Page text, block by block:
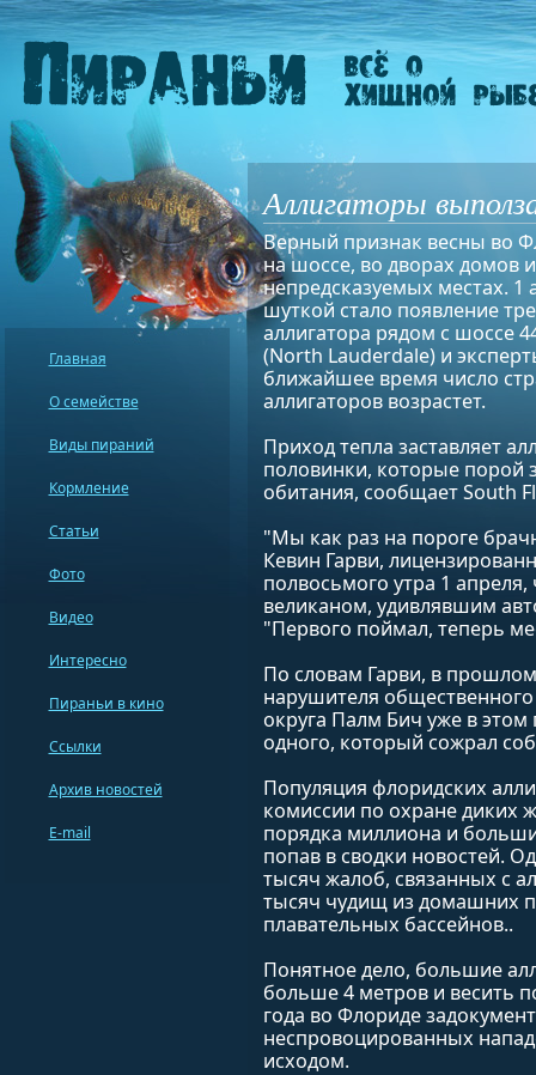
Аллигаторы
Верный признак весны во
на шоссе, во дворах домов
непредсказуемых местах. 1
шуткой стало появление
аллигатора рядом с шоссе
(North Lauderdale) и
ближайшее время число
аллигаторов возрастет.
Приход тепла заставляет
половинки, которые порой
обитания, сообщает South
"Мы как раз на пороге
Кевин Гарви,
полвосьмого утра 1
великаном, удивлявшим
"Первого поймал, теперь
По словам Гарви, в
нарушителя
округа Палм Бич уже в
одного, который сожрал
Популяция флоридских
комиссии по охране диких
порядка миллиона и
попав в сводки новостей.
тысяч жалоб, связанных с
тысяч чудищ из домашних
плавательных бассейнов..
Понятное дело, большие
больше 4 метров и весить
года во Флориде
неспровоцированных
исходом.
Главная
О семействе
Виды пираний
Кормление
Статьи
Фото
Видео
Интересно
Пираньи в кино
Ссылки
Архив новостей
E-mail